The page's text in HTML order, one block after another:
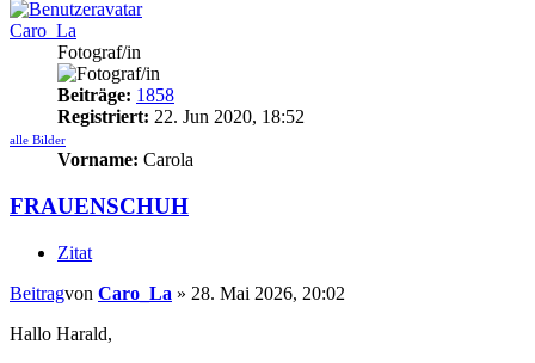
Caro_La
Fotograf/in
Beiträge: 1858
Registriert: 22. Jun 2020, 18:52
alle Bilder
Vorname: Carola
FRAUENSCHUH
Zitat
Beitragvon Caro_La » 28. Mai 2026, 20:02
Hallo Harald,